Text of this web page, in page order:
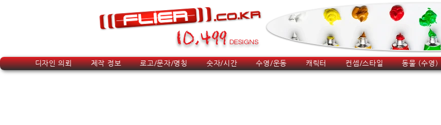
10,499 DESIGNS
디자인 의뢰 제작 정보 로고/문자/명칭 숫자/시간 수영/운동 캐릭터 컨셉/스타일 동물 (수영)